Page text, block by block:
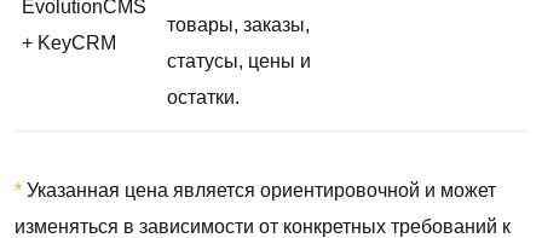
EvolutionCMS
+ KeyCRM
товары, заказы,
статусы, цены и
остатки.
* Указанная цена является ориентировочной и может
изменяться в зависимости от конкретных требований к